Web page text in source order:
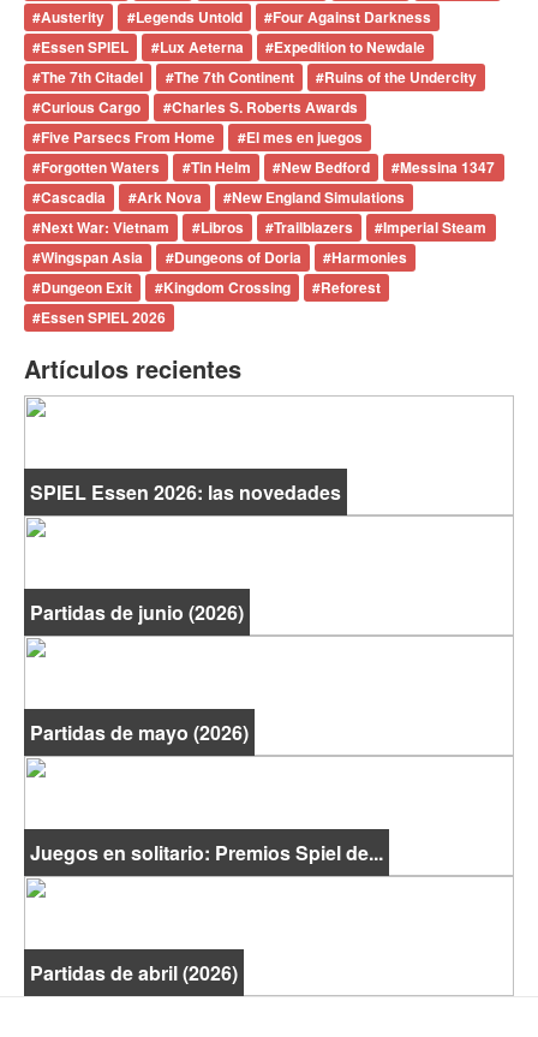
#Austerity #Legends Untold #Four Against Darkness
#Essen SPIEL #Lux Aeterna #Expedition to Newdale
#The 7th Citadel #The 7th Continent #Ruins of the Undercity
#Curious Cargo #Charles S. Roberts Awards
#Five Parsecs From Home #El mes en juegos
#Forgotten Waters #Tin Helm #New Bedford #Messina 1347
#Cascadia #Ark Nova #New England Simulations
#Next War: Vietnam #Libros #Trailblazers #Imperial Steam
#Wingspan Asia #Dungeons of Doria #Harmonies
#Dungeon Exit #Kingdom Crossing #Reforest
#Essen SPIEL 2026
Artículos recientes
SPIEL Essen 2026: las novedades
Partidas de junio (2026)
Partidas de mayo (2026)
Juegos en solitario: Premios Spiel de...
Partidas de abril (2026)